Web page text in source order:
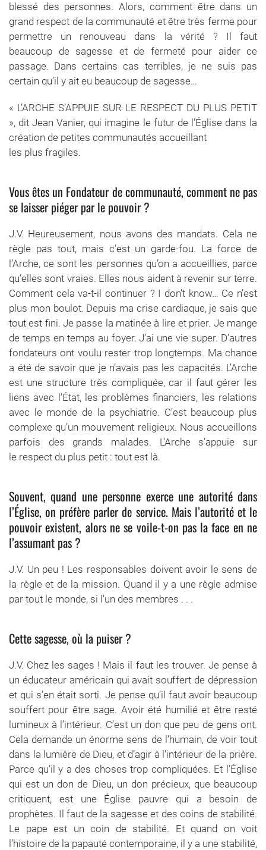
blessé des personnes. Alors, comment être dans un
grand respect de la communauté et être très ferme pour
permettre un renouveau dans la vérité ? Il faut
beaucoup de sagesse et de fermeté pour aider ce
passage. Dans certains cas terribles, je ne suis pas
certain qu’il y ait eu beaucoup de sagesse…
« L’ARCHE S’APPUIE SUR LE RESPECT DU PLUS PETIT
», dit Jean Vanier, qui imagine le futur de l’Église dans la
création de petites communautés accueillant
les plus fragiles.
Vous êtes un Fondateur de communauté, comment ne pas
se laisser piéger par le pouvoir ?
J.V. Heureusement, nous avons des mandats. Cela ne
règle pas tout, mais c’est un garde-fou. La force de
l’Arche, ce sont les personnes qu’on a accueillies, parce
qu’elles sont vraies. Elles nous aident à revenir sur terre.
Comment cela va-t-il continuer ? I don’t know… Ce n’est
plus mon boulot. Depuis ma crise cardiaque, je sais que
tout est fini. Je passe la matinée à lire et prier. Je mange
de temps en temps au foyer. J’ai une vie super. D’autres
fondateurs ont voulu rester trop longtemps. Ma chance
a été de savoir que je n’avais pas les capacités. L’Arche
est une structure très compliquée, car il faut gérer les
liens avec l’État, les problèmes financiers, les relations
avec le monde de la psychiatrie. C’est beaucoup plus
complexe qu’un mouvement religieux. Nous accueillons
parfois des grands malades. L’Arche s’appuie sur
le respect du plus petit : tout est là.
Souvent, quand une personne exerce une autorité dans
l’Église, on préfère parler de service. Mais l’autorité et le
pouvoir existent, alors ne se voile-t-on pas la face en ne
l’assumant pas ?
J.V. Un peu ! Les responsables doivent avoir le sens de
la règle et de la mission. Quand il y a une règle admise
par tout le monde, si l’un des membres . . .
Cette sagesse, où la puiser ?
J.V. Chez les sages ! Mais il faut les trouver. Je pense à
un éducateur américain qui avait souffert de dépression
et qui s’en était sorti. Je pense qu’il faut avoir beaucoup
souffert pour être sage. Avoir été humilié et être resté
lumineux à l’intérieur. C’est un don que peu de gens ont.
Cela demande un énorme sens de l’humain, de voir tout
dans la lumière de Dieu, et d’agir à l’intérieur de la prière.
Parce qu’il y a des choses trop compliquées. Et l’Église
qui est un don de Dieu, un don précieux, que beaucoup
critiquent, est une Église pauvre qui a besoin de
prophètes. Il faut de la sagesse et des coins de stabilité.
Le pape est un coin de stabilité. Et quand on voit
l’histoire de la papauté contemporaine, il y a une stabilité,